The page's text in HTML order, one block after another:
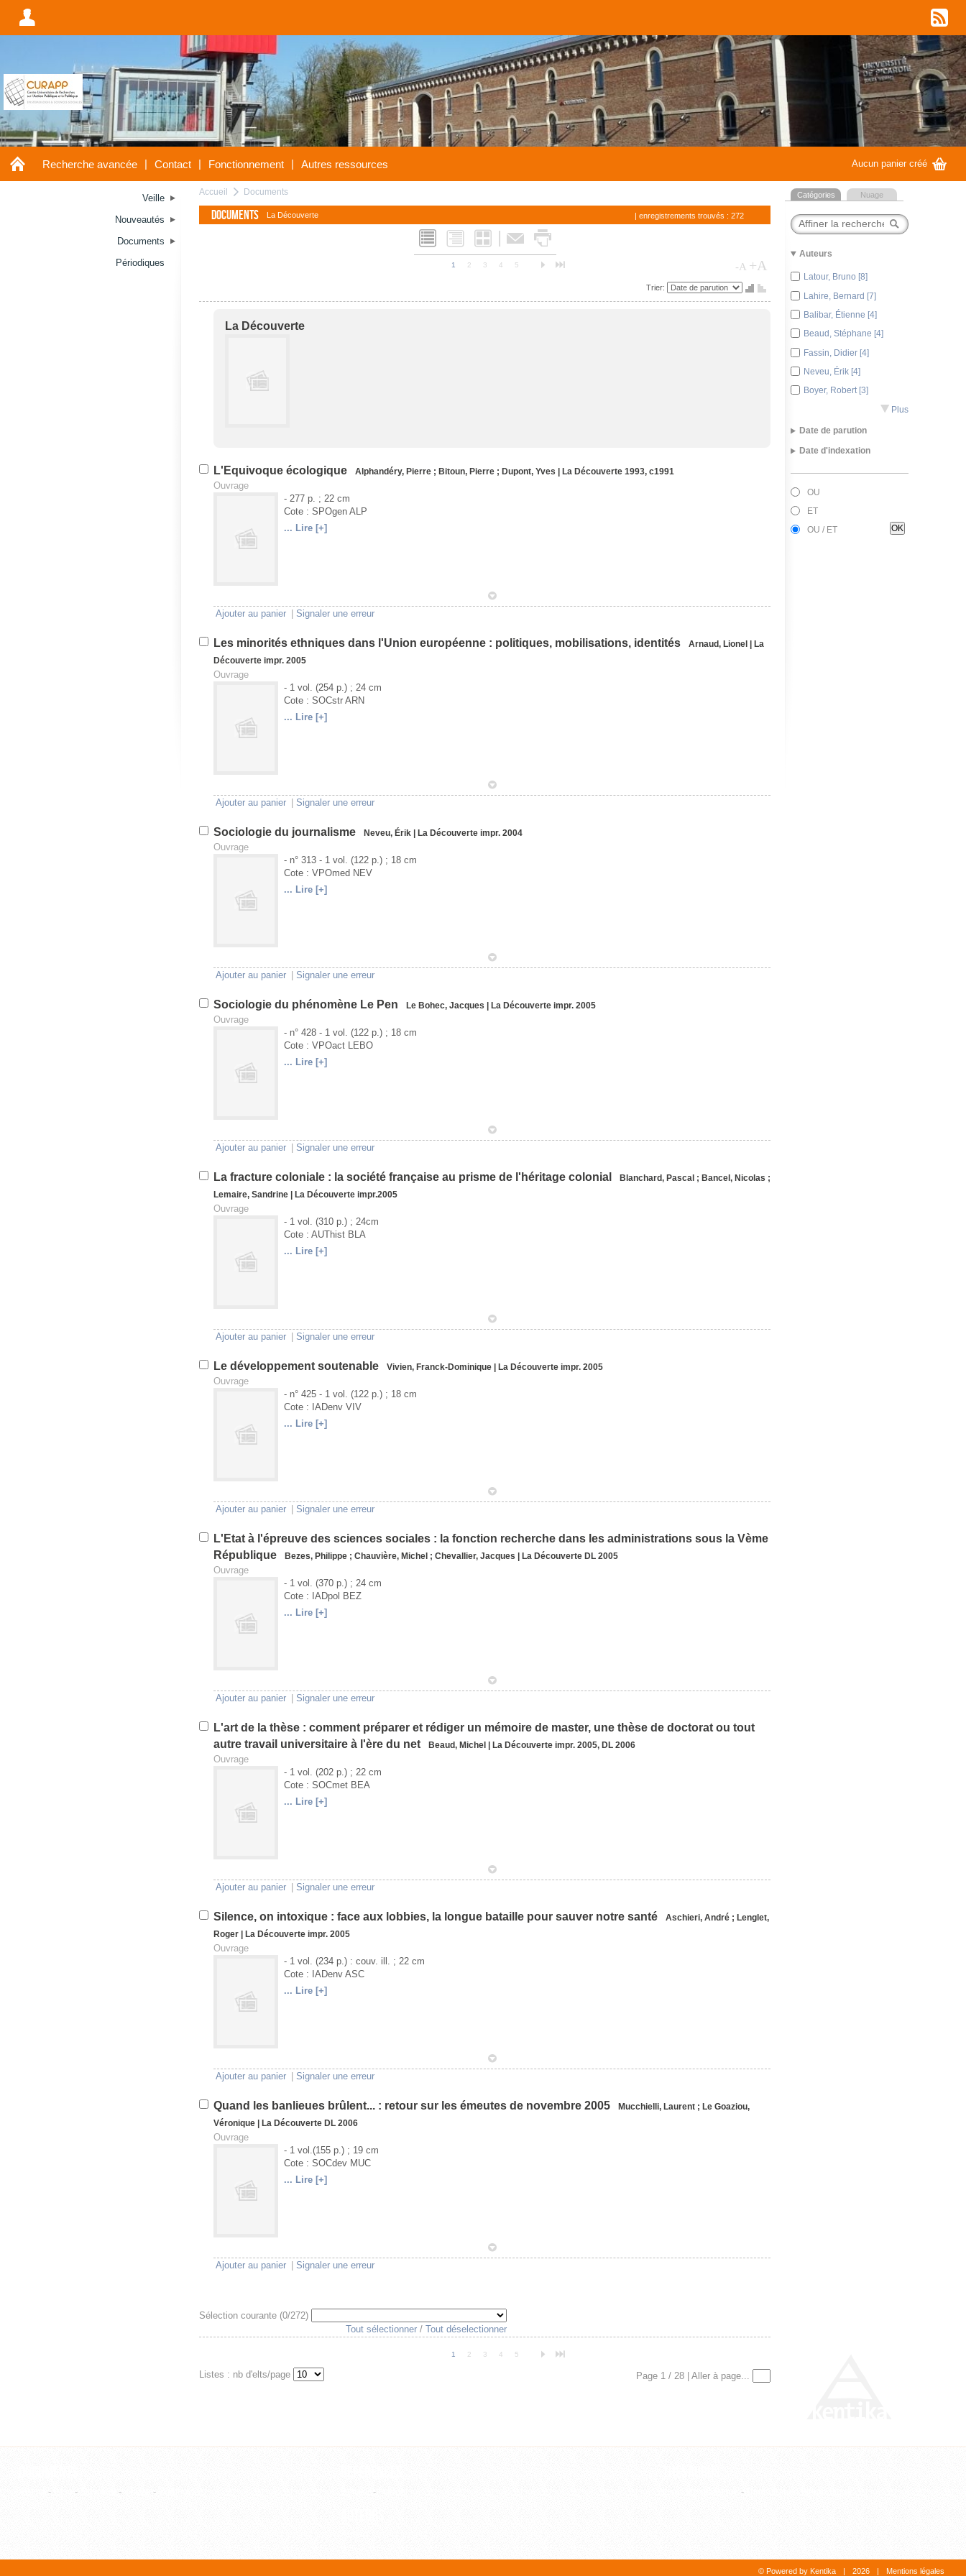
A w
A Recherche avancée | Contact | Fonctionnement | Autres ressources Aucun panier créé G
Veille
Nouveautés
Documents
Périodiques
Accueil a Documents
Documents La Découverte | enregistrements trouvés : 272
L Q M | F x
1 2 3 4 5 n o -A +A
Trier: P Q
La Découverte
U
V
L'Equivoque écologique Alphandéry, Pierre ; Bitoun, Pierre ; Dupont, Yves | La Découverte 1993, c1991
Ouvrage
U
V
- 277 p. ; 22 cm
Cote : SPOgen ALP
... Lire [+]
Ajouter au panier | Signaler une erreur
1
Les minorités ethniques dans l'Union européenne : politiques, mobilisations, identités Arnaud, Lionel | La
Découverte impr. 2005
Ouvrage
U
V
- 1 vol. (254 p.) ; 24 cm
Cote : SOCstr ARN
... Lire [+]
Ajouter au panier | Signaler une erreur
1
Sociologie du journalisme Neveu, Érik | La Découverte impr. 2004
Ouvrage
U
V
- n° 313 - 1 vol. (122 p.) ; 18 cm
Cote : VPOmed NEV
... Lire [+]
Ajouter au panier | Signaler une erreur
1
Sociologie du phénomène Le Pen Le Bohec, Jacques | La Découverte impr. 2005
Ouvrage
U
V
- n° 428 - 1 vol. (122 p.) ; 18 cm
Cote : VPOact LEBO
... Lire [+]
Ajouter au panier | Signaler une erreur
1
La fracture coloniale : la société française au prisme de l'héritage colonial Blanchard, Pascal ; Bancel, Nicolas ;
Lemaire, Sandrine | La Découverte impr.2005
Ouvrage
U
V
- 1 vol. (310 p.) ; 24cm
Cote : AUThist BLA
... Lire [+]
Ajouter au panier | Signaler une erreur
1
Le développement soutenable Vivien, Franck-Dominique | La Découverte impr. 2005
Ouvrage
U
V
- n° 425 - 1 vol. (122 p.) ; 18 cm
Cote : IADenv VIV
... Lire [+]
Ajouter au panier | Signaler une erreur
1
L'Etat à l'épreuve des sciences sociales : la fonction recherche dans les administrations sous la Vème
République
Bezes, Philippe ; Chauvière, Michel ; Chevallier, Jacques | La Découverte DL 2005
Ouvrage
U
V
- 1 vol. (370 p.) ; 24 cm
Cote : IADpol BEZ
... Lire [+]
Ajouter au panier | Signaler une erreur
1
L'art de la thèse : comment préparer et rédiger un mémoire de master, une thèse de doctorat ou tout
autre travail universitaire à l'ère du net
Beaud, Michel | La Découverte impr. 2005, DL 2006
Ouvrage
U
V
- 1 vol. (202 p.) ; 22 cm
Cote : SOCmet BEA
... Lire [+]
Ajouter au panier | Signaler une erreur
1
Silence, on intoxique : face aux lobbies, la longue bataille pour sauver notre santé Aschieri, André ; Lenglet,
Roger | La Découverte impr. 2005
Ouvrage
U
V
- 1 vol. (234 p.) : couv. ill. ; 22 cm
Cote : IADenv ASC
... Lire [+]
Ajouter au panier | Signaler une erreur
1
Quand les banlieues brûlent... : retour sur les émeutes de novembre 2005 Mucchielli, Laurent ; Le Goaziou,
Véronique | La Découverte DL 2006
Ouvrage
U
V
- 1 vol.(155 p.) ; 19 cm
Cote : SOCdev MUC
... Lire [+]
Ajouter au panier | Signaler une erreur
1
Sélection courante (0/272)
Tout sélectionner / Tout déselectionner
1 2 3 4 5 n o
Listes : nb d'elts/page Page 1 / 28 | Aller à page...
Catégories Nuage
Auteurs
Latour, Bruno [8]
Lahire, Bernard [7]
Balibar, Étienne [4]
Beaud, Stéphane [4]
Fassin, Didier [4]
Neveu, Érik [4]
Boyer, Robert [3]
J Plus
Date de parution
2026 [1]
2025 [1]
2024 [4]
2023 [1]
2022 [3]
Date d'indexation
Juillet 2026 [1]
Janvier 2026 [1]
Juillet 2025 [2]
Juin 2025 [1]
OU
ET
OU / ET
- - - - - -
© Powered by Kentika | 2026 | Mentions légales